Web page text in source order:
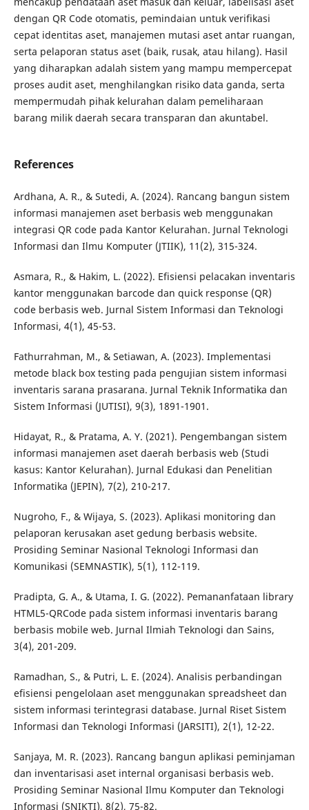
dengan QR Code otomatis, pemindaian untuk verifikasi
cepat identitas aset, manajemen mutasi aset antar ruangan,
serta pelaporan status aset (baik, rusak, atau hilang). Hasil
yang diharapkan adalah sistem yang mampu mempercepat
proses audit aset, menghilangkan risiko data ganda, serta
mempermudah pihak kelurahan dalam pemeliharaan
barang milik daerah secara transparan dan akuntabel.
References
Ardhana, A. R., & Sutedi, A. (2024). Rancang bangun sistem
informasi manajemen aset berbasis web menggunakan
integrasi QR code pada Kantor Kelurahan. Jurnal Teknologi
Informasi dan Ilmu Komputer (JTIIK), 11(2), 315-324.
Asmara, R., & Hakim, L. (2022). Efisiensi pelacakan inventaris
kantor menggunakan barcode dan quick response (QR)
code berbasis web. Jurnal Sistem Informasi dan Teknologi
Informasi, 4(1), 45-53.
Fathurrahman, M., & Setiawan, A. (2023). Implementasi
metode black box testing pada pengujian sistem informasi
inventaris sarana prasarana. Jurnal Teknik Informatika dan
Sistem Informasi (JUTISI), 9(3), 1891-1901.
Hidayat, R., & Pratama, A. Y. (2021). Pengembangan sistem
informasi manajemen aset daerah berbasis web (Studi
kasus: Kantor Kelurahan). Jurnal Edukasi dan Penelitian
Informatika (JEPIN), 7(2), 210-217.
Nugroho, F., & Wijaya, S. (2023). Aplikasi monitoring dan
pelaporan kerusakan aset gedung berbasis website.
Prosiding Seminar Nasional Teknologi Informasi dan
Komunikasi (SEMNASTIK), 5(1), 112-119.
Pradipta, G. A., & Utama, I. G. (2022). Pemananfataan library
HTML5-QRCode pada sistem informasi inventaris barang
berbasis mobile web. Jurnal Ilmiah Teknologi dan Sains,
3(4), 201-209.
Ramadhan, S., & Putri, L. E. (2024). Analisis perbandingan
efisiensi pengelolaan aset menggunakan spreadsheet dan
sistem informasi terintegrasi database. Jurnal Riset Sistem
Informasi dan Teknologi Informasi (JARSITI), 2(1), 12-22.
Sanjaya, M. R. (2023). Rancang bangun aplikasi peminjaman
dan inventarisasi aset internal organisasi berbasis web.
Prosiding Seminar Nasional Ilmu Komputer dan Teknologi
Informasi (SNIKTI), 8(2), 75-82.